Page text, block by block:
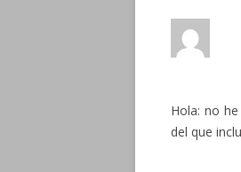
Hola: no
del que